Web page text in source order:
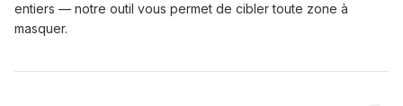
entiers — notre outil vous permet de cibler toute zone à
masquer.